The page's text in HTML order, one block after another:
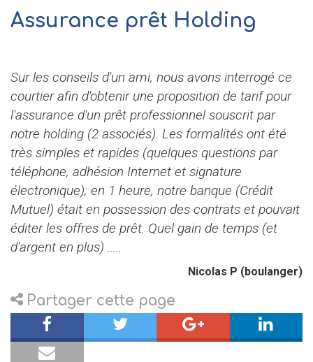
Assurance prêt Holding
Sur les conseils d'un ami, nous avons interrogé ce
courtier afin d'obtenir une proposition de tarif pour
l'assurance d'un prêt professionnel souscrit par
notre holding (2 associés). Les formalités ont été
très simples et rapides (quelques questions par
téléphone, adhésion Internet et signature
électronique); en 1 heure, notre banque (Crédit
Mutuel) était en possession des contrats et pouvait
éditer les offres de prêt. Quel gain de temps (et
d'argent en plus) .....
Nicolas P (boulanger)
Partager cette page